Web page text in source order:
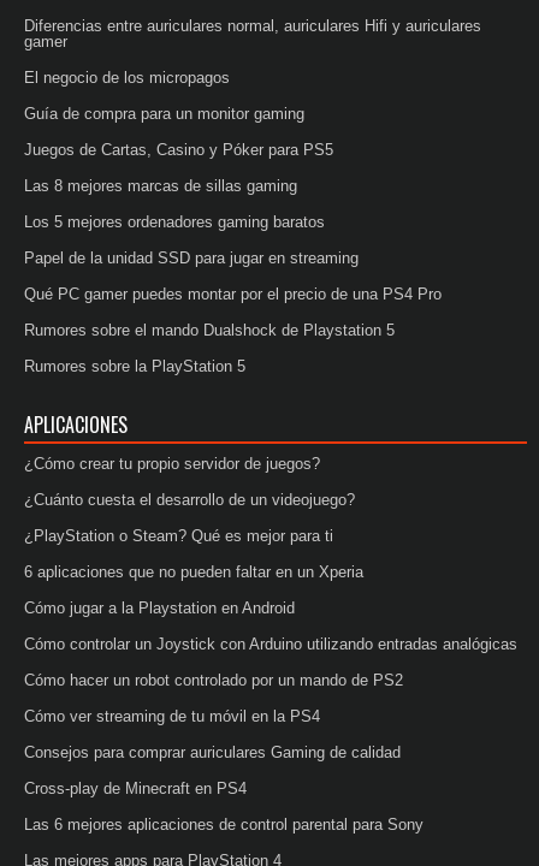
Diferencias entre auriculares normal, auriculares Hifi y auriculares
gamer
El negocio de los micropagos
Guía de compra para un monitor gaming
Juegos de Cartas, Casino y Póker para PS5
Las 8 mejores marcas de sillas gaming
Los 5 mejores ordenadores gaming baratos
Papel de la unidad SSD para jugar en streaming
Qué PC gamer puedes montar por el precio de una PS4 Pro
Rumores sobre el mando Dualshock de Playstation 5
Rumores sobre la PlayStation 5
APLICACIONES
¿Cómo crear tu propio servidor de juegos?
¿Cuánto cuesta el desarrollo de un videojuego?
¿PlayStation o Steam? Qué es mejor para ti
6 aplicaciones que no pueden faltar en un Xperia
Cómo jugar a la Playstation en Android
Cómo controlar un Joystick con Arduino utilizando entradas analógicas
Cómo hacer un robot controlado por un mando de PS2
Cómo ver streaming de tu móvil en la PS4
Consejos para comprar auriculares Gaming de calidad
Cross-play de Minecraft en PS4
Las 6 mejores aplicaciones de control parental para Sony
Las mejores apps para PlayStation 4